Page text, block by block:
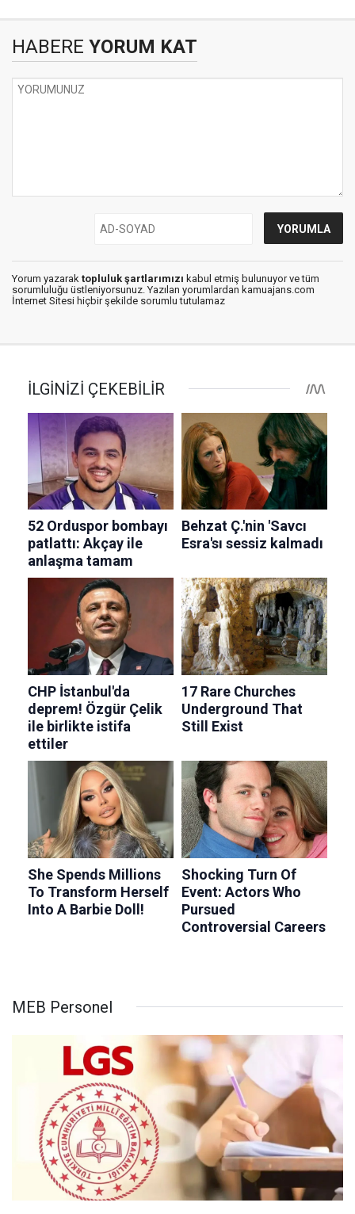
HABERE YORUM KAT
Yorum yazarak topluluk şartlarımızı kabul etmiş bulunuyor ve tüm
sorumluluğu üstleniyorsunuz. Yazılan yorumlardan kamuajans.com
İnternet Sitesi hiçbir şekilde sorumlu tutulamaz
MEB Personel